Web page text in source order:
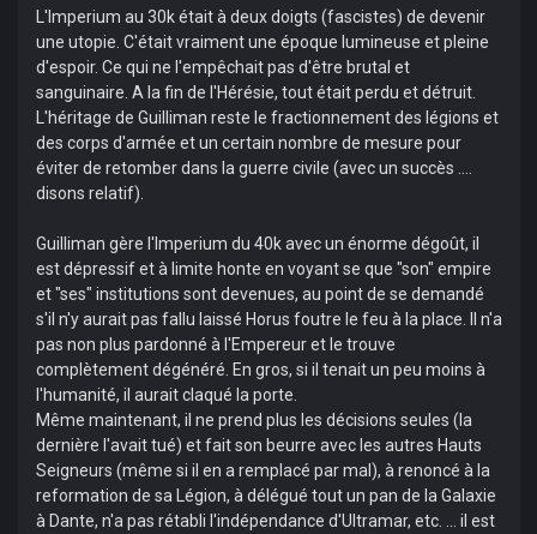
L'Imperium au 30k était à deux doigts (fascistes) de devenir
une utopie. C'était vraiment une époque lumineuse et pleine
d'espoir. Ce qui ne l'empêchait pas d'être brutal et
sanguinaire. A la fin de l'Hérésie, tout était perdu et détruit.
L'héritage de Guilliman reste le fractionnement des légions et
des corps d'armée et un certain nombre de mesure pour
éviter de retomber dans la guerre civile (avec un succès ....
disons relatif).
Guilliman gère l'Imperium du 40k avec un énorme dégoût, il
est dépressif et à limite honte en voyant se que "son" empire
et "ses" institutions sont devenues, au point de se demandé
s'il n'y aurait pas fallu laissé Horus foutre le feu à la place. Il n'a
pas non plus pardonné à l'Empereur et le trouve
complètement dégénéré. En gros, si il tenait un peu moins à
l'humanité, il aurait claqué la porte.
Même maintenant, il ne prend plus les décisions seules (la
dernière l'avait tué) et fait son beurre avec les autres Hauts
Seigneurs (même si il en a remplacé par mal), à renoncé à la
reformation de sa Légion, à délégué tout un pan de la Galaxie
à Dante, n'a pas rétabli l'indépendance d'Ultramar, etc. ... il est